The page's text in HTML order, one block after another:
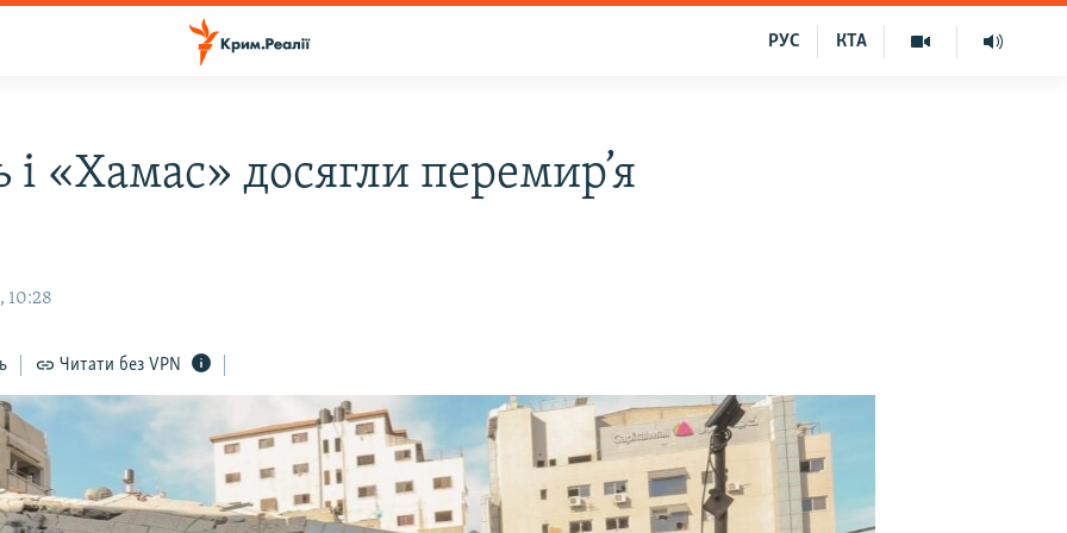
КТА
РУС
і «Хамас» досягли перемир’я
10:28
Читати без VPN